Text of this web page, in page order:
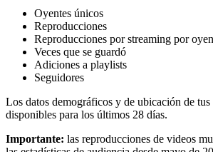
Oyentes únicos
Reproducciones
Reproducciones por streaming por
Veces que se guardó
Adiciones a playlists
Seguidores
Los datos demográficos y de ubicación de tus
disponibles para los últimos 28 días.
Importante: las reproducciones de videos